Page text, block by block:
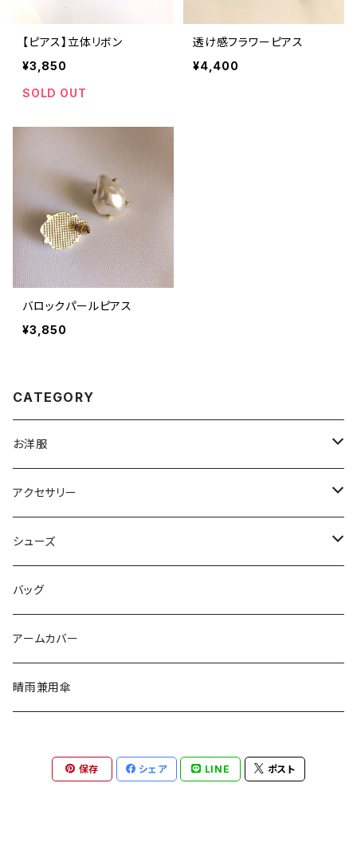
【ピアス】立体リボン
¥3,850
SOLD OUT
透け感フラワーピアス
¥4,400
バロックパールピアス
¥3,850
CATEGORY
お洋服
トップス
ボトムス
カーディガン
ボトムス
スカート
パンツ
ワンピース
アウター
アクセサリー
ブローチ
カチューシャ
イヤリング
ピアス
バンスクリップ
シューズ
パンプス
スニーカー
バッグ
アームカバー
晴雨兼用傘
保存 シェア LINE ポスト